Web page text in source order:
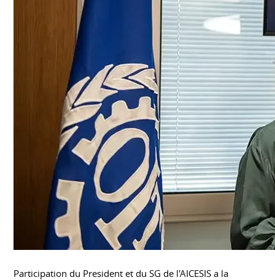
Participation du President et du SG de l'AICESIS a la